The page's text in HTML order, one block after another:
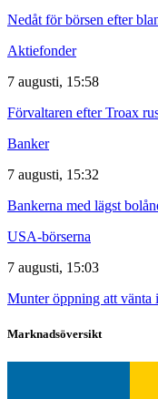
Nedåt för börsen efter
Aktiefonder
7 augusti, 15:58
Förvaltaren efter Troax
Banker
7 augusti, 15:32
Bankerna med lägst
USA-börserna
7 augusti, 15:03
Munter öppning att
Marknadsöversikt